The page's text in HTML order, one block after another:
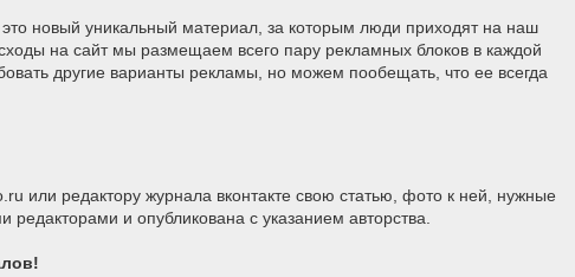
новый уникальный материал, за которым люди приходят на наш
на сайт мы размещаем всего пару рекламных блоков в каждой
другие варианты рекламы, но можем пообещать, что ее всегда
или редактору журнала вконтакте свою статью, фото к ней, нужные
и опубликована с указанием авторства.